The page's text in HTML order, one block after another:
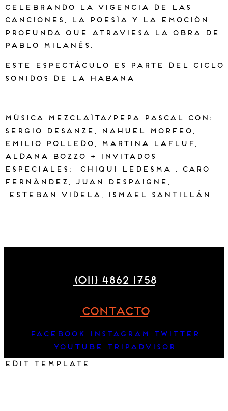
celebrando la vigencia de las
canciones, la poesía y la emoción
profunda que atraviesa la obra de
Pablo Milanés.
Este espectáculo es parte del ciclo
Sonidos de la Habana
Música Mezclaíta/Pepa Pascal con:
Sergio Desanze, Nahuel Morfeo,
Emilio Polledo, Martina Lafluf,
Aldana Bozzo + INVITADOS
ESPECIALES: Chiqui Ledesma , Caro
Fernández, Juan Despaigne,
Esteban Videla, Ismael Santillán
(011) 4862 1758
CONTACTO
Facebook Instagram
Twitter
Youtube
Tripadvisor
Edit Template